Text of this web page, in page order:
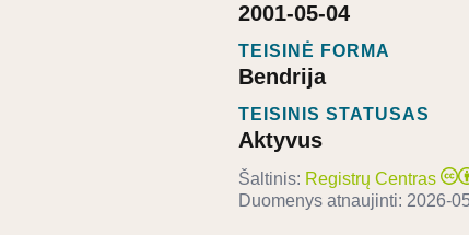
2001-05-04
TEISINĖ FORMA
Bendrija
TEISINIS STATUSAS
Aktyvus
Šaltinis: Registrų Centras
Duomenys atnaujinti: 2026-